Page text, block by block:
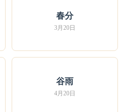
春分
3月20日
谷雨
4月20日